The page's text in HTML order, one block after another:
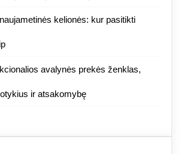
kelionės: kur pasitikti
avalynės prekės ženklas,
ir atsakomybę